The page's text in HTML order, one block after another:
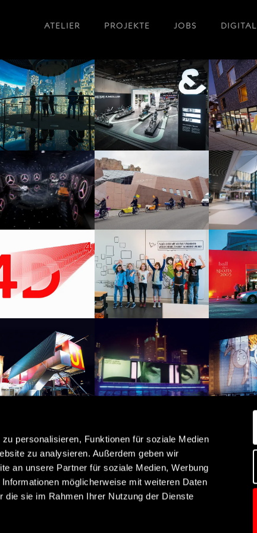
personalisieren, Funktionen für soziale Medien
zu analysieren. Außerdem geben wir
an unsere Partner für soziale Medien, Werbung
möglicherweise mit weiteren Daten
die sie im Rahmen Ihrer Nutzung der Dienste
ATELIER PROJEKTE JOBS DIGITAL